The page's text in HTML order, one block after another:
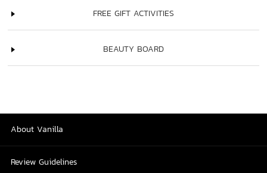
FREE GIFT ACTIVITIES
BEAUTY BOARD
About Vanilla
Review Guidelines